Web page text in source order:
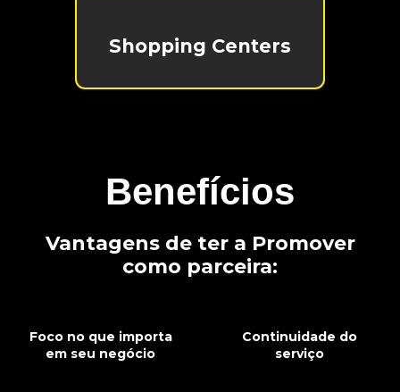
Shopping Centers
Benefícios
Vantagens de ter a Promover
como parceira:
Foco no que importa
em seu negócio
Continuidade do
serviço